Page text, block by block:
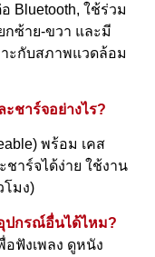
Bluetooth, ใช้ร่วม
กซ้าย-ขวา และมี
ะกับสภาพแวดล้อม
ะชาร์จอย่างไร?
พร้อม เคส
าร์จได้ง่าย ใช้งาน
โมง)
ปกรณ์อื่นได้ไหม?
อฟังเพลง ดูหนัง